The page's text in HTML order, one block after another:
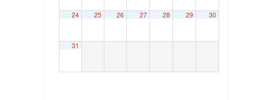
24 25 26 27 28 29 30
31